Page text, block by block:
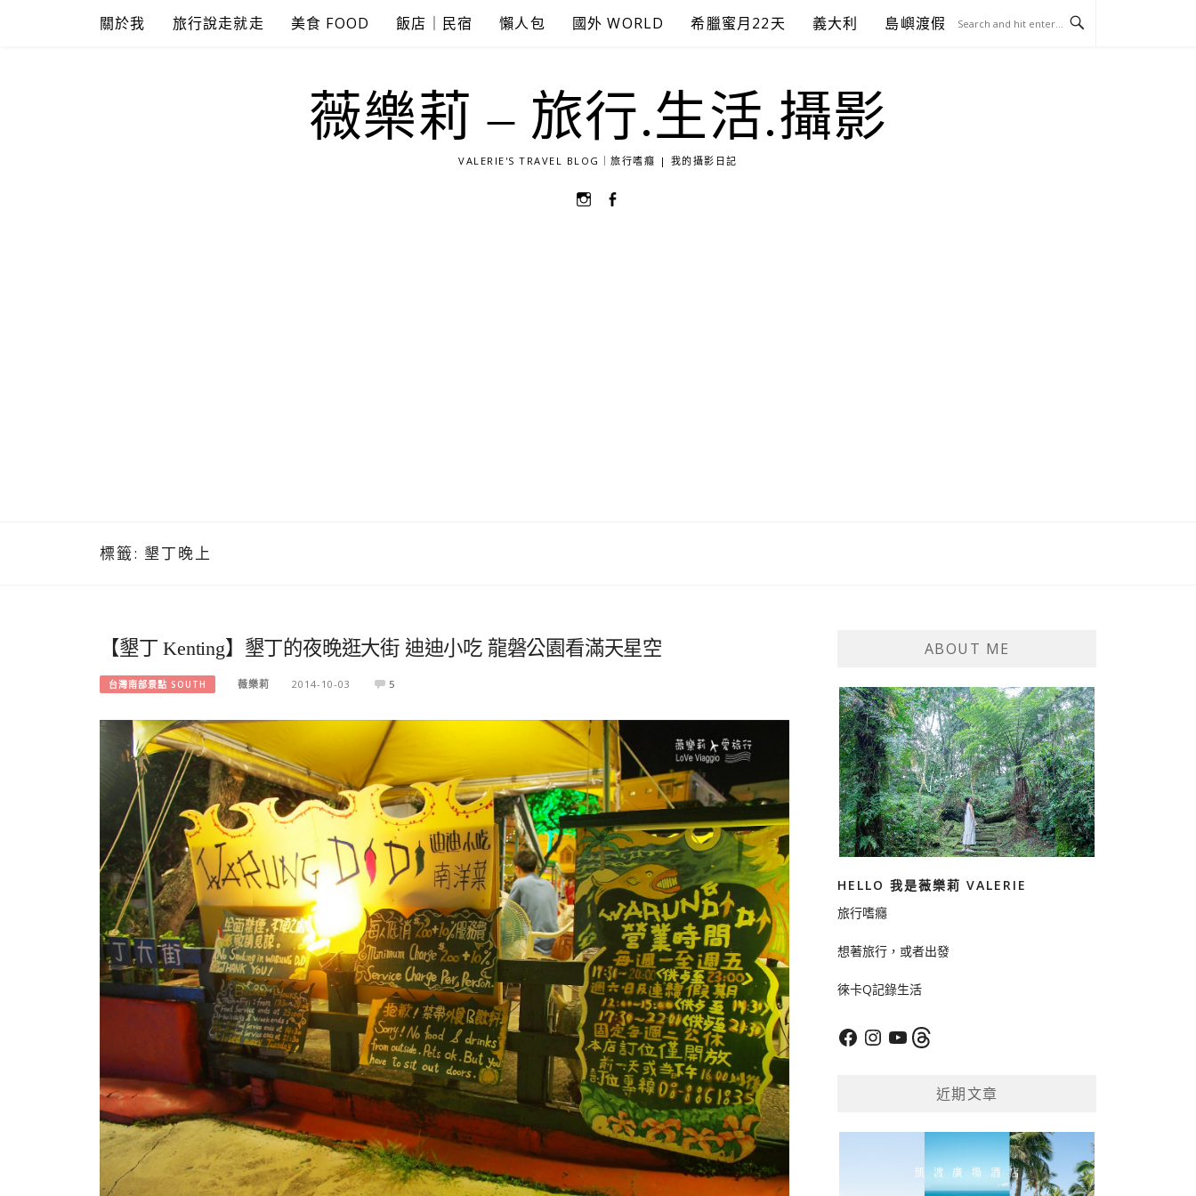
關於我 旅行說走就走 美食 FOOD 飯店｜民宿 懶人包 國外 WORLD 希臘蜜月22天 義大利 島嶼渡假
薇樂莉 – 旅行.生活.攝影
VALERIE'S TRAVEL BLOG｜旅行嗜癮 | 我的攝影日記
選
標籤: 墾丁晚上
【墾丁 Kenting】墾丁的夜晚逛大街 迪迪小吃 龍磐公園看滿天星空
台灣南部景點 SOUTH 薇樂莉 2014-10-03 5
ABOUT ME
HELLO 我是薇樂莉 VALERIE
旅行嗜癮
想著旅行，或者出發
徠卡Q記錄生活
FacebookInstagram
YouTubeThreads
近期文章